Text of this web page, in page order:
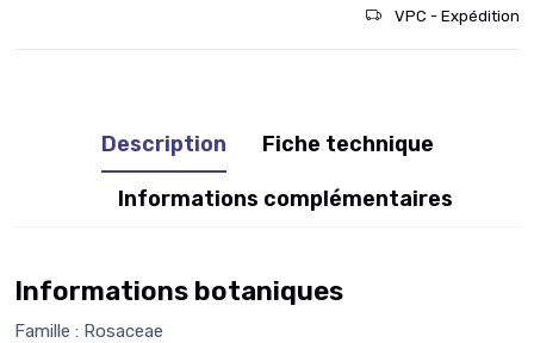
VPC - Expédition
Description Fiche technique
Informations complémentaires
Informations botaniques
Famille : Rosaceae